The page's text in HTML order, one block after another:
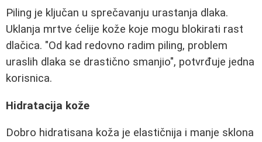
Piling je ključan u sprečavanju urastanja dlaka.
Uklanja mrtve ćelije kože koje mogu blokirati rast
dlačica. "Od kad redovno radim piling, problem
uraslih dlaka se drastično smanjio", potvrđuje jedna
korisnica.
Hidratacija kože
Dobro hidratisana koža je elastičnija i manje sklona